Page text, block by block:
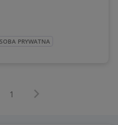
PRYWATNA
1 Następna strona